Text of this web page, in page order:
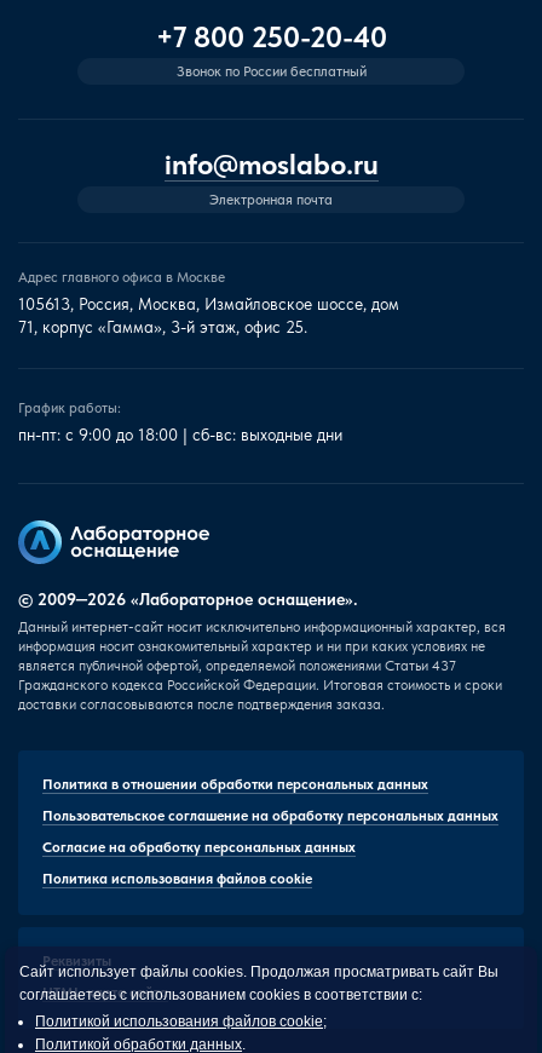
+7 800 250-20-40
Звонок по России бесплатный
info@moslabo.ru
Электронная почта
Адрес главного офиса в Москве
105613, Россия, Москва, Измайловское шоссе, дом
71, корпус «Гамма», 3-й этаж, офис 25.
График работы:
пн-пт: с 9:00 до 18:00 | сб-вс: выходные дни
© 2009—2026 «Лабораторное оснащение».
Данный интернет-сайт носит исключительно информационный характер, вся
информация носит ознакомительный характер и ни при каких условиях не
является публичной офертой, определяемой положениями Статьи 437
Гражданского кодекса Российской Федерации. Итоговая стоимость и сроки
доставки согласовываются после подтверждения заказа.
Политика в отношении обработки персональных данных
Пользовательское соглашение на обработку персональных данных
Согласие на обработку персональных данных
Политика использования файлов cookie
Реквизиты
HTML-карта сайта
Сайт использует файлы cookies. Продолжая просматривать сайт Вы
соглашаетесь с использованием cookies в соответствии с:
Политикой использования файлов cookie;
Политикой обработки данных.